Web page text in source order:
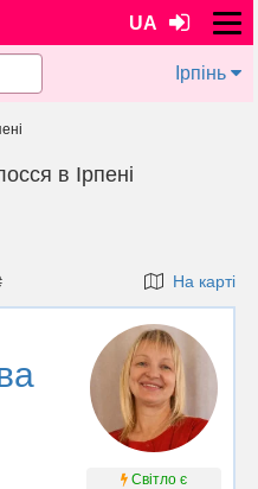
UA
Ірпінь
в Ірпені
На карті
Світло є